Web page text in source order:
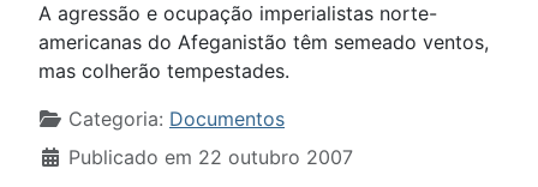
A agressão e ocupação imperialistas norte-
americanas do Afeganistão têm semeado ventos,
mas colherão tempestades.
Detalhes
Categoria: Documentos
Publicado em 22 outubro 2007